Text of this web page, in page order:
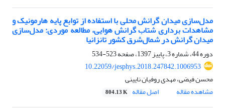
مدل‌سازی میدان گرانش محلی با استفاده از توابع پایه هارمونیک و
مشاهدات برداری شتاب گرانش هوایی، مطالعه موردی: ‌مدل‌سازی
میدان گرانش در شمال‌شرق کشور تانزانیا
دوره 44، شماره 3، پاییز 1397، صفحه
523-534
10.22059/jesphys.2018.247842.1006953
محسن فیضی، مهدی روفیان نایینی
مشاهده مقاله
اصل مقاله 804.13 K